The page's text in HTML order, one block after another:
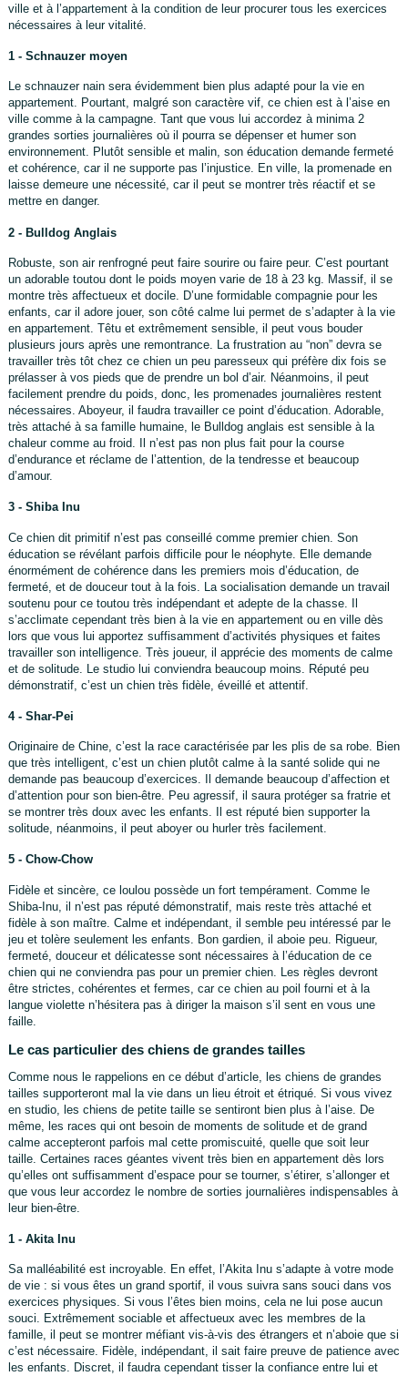
ville et à l’appartement à la condition de leur procurer tous les exercices
nécessaires à leur vitalité.
1 - Schnauzer moyen
Le schnauzer nain sera évidemment bien plus adapté pour la vie en
appartement. Pourtant, malgré son caractère vif, ce chien est à l’aise en
ville comme à la campagne. Tant que vous lui accordez à minima 2
grandes sorties journalières où il pourra se dépenser et humer son
environnement. Plutôt sensible et malin, son éducation demande fermeté
et cohérence, car il ne supporte pas l’injustice. En ville, la promenade en
laisse demeure une nécessité, car il peut se montrer très réactif et se
mettre en danger.
2 - Bulldog Anglais
Robuste, son air renfrogné peut faire sourire ou faire peur. C’est pourtant
un adorable toutou dont le poids moyen varie de 18 à 23 kg. Massif, il se
montre très affectueux et docile. D’une formidable compagnie pour les
enfants, car il adore jouer, son côté calme lui permet de s’adapter à la vie
en appartement. Têtu et extrêmement sensible, il peut vous bouder
plusieurs jours après une remontrance. La frustration au “non” devra se
travailler très tôt chez ce chien un peu paresseux qui préfère dix fois se
prélasser à vos pieds que de prendre un bol d’air. Néanmoins, il peut
facilement prendre du poids, donc, les promenades journalières restent
nécessaires. Aboyeur, il faudra travailler ce point d’éducation. Adorable,
très attaché à sa famille humaine, le Bulldog anglais est sensible à la
chaleur comme au froid. Il n’est pas non plus fait pour la course
d’endurance et réclame de l’attention, de la tendresse et beaucoup
d’amour.
3 - Shiba Inu
Ce chien dit primitif n’est pas conseillé comme premier chien. Son
éducation se révélant parfois difficile pour le néophyte. Elle demande
énormément de cohérence dans les premiers mois d’éducation, de
fermeté, et de douceur tout à la fois. La socialisation demande un travail
soutenu pour ce toutou très indépendant et adepte de la chasse. Il
s’acclimate cependant très bien à la vie en appartement ou en ville dès
lors que vous lui apportez suffisamment d’activités physiques et faites
travailler son intelligence. Très joueur, il apprécie des moments de calme
et de solitude. Le studio lui conviendra beaucoup moins. Réputé peu
démonstratif, c’est un chien très fidèle, éveillé et attentif.
4 - Shar-Pei
Originaire de Chine, c’est la race caractérisée par les plis de sa robe. Bien
que très intelligent, c’est un chien plutôt calme à la santé solide qui ne
demande pas beaucoup d’exercices. Il demande beaucoup d’affection et
d’attention pour son bien-être. Peu agressif, il saura protéger sa fratrie et
se montrer très doux avec les enfants. Il est réputé bien supporter la
solitude, néanmoins, il peut aboyer ou hurler très facilement.
5 - Chow-Chow
Fidèle et sincère, ce loulou possède un fort tempérament. Comme le
Shiba-Inu, il n’est pas réputé démonstratif, mais reste très attaché et
fidèle à son maître. Calme et indépendant, il semble peu intéressé par le
jeu et tolère seulement les enfants. Bon gardien, il aboie peu. Rigueur,
fermeté, douceur et délicatesse sont nécessaires à l’éducation de ce
chien qui ne conviendra pas pour un premier chien. Les règles devront
être strictes, cohérentes et fermes, car ce chien au poil fourni et à la
langue violette n’hésitera pas à diriger la maison s’il sent en vous une
faille.
Le cas particulier des chiens de grandes tailles
Comme nous le rappelions en ce début d’article, les chiens de grandes
tailles supporteront mal la vie dans un lieu étroit et étriqué. Si vous vivez
en studio, les chiens de petite taille se sentiront bien plus à l’aise. De
même, les races qui ont besoin de moments de solitude et de grand
calme accepteront parfois mal cette promiscuité, quelle que soit leur
taille. Certaines races géantes vivent très bien en appartement dès lors
qu’elles ont suffisamment d’espace pour se tourner, s’étirer, s’allonger et
que vous leur accordez le nombre de sorties journalières indispensables à
leur bien-être.
1 - Akita Inu
Sa malléabilité est incroyable. En effet, l’Akita Inu s’adapte à votre mode
de vie : si vous êtes un grand sportif, il vous suivra sans souci dans vos
exercices physiques. Si vous l’êtes bien moins, cela ne lui pose aucun
souci. Extrêmement sociable et affectueux avec les membres de la
famille, il peut se montrer méfiant vis-à-vis des étrangers et n’aboie que si
c’est nécessaire. Fidèle, indépendant, il sait faire preuve de patience avec
les enfants. Discret, il faudra cependant tisser la confiance entre lui et